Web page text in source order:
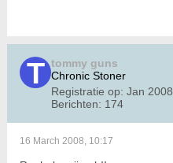
tommy guns
Chronic Stoner
Registratie op: Jan 2008
Berichten: 174
16 March 2008, 10:17